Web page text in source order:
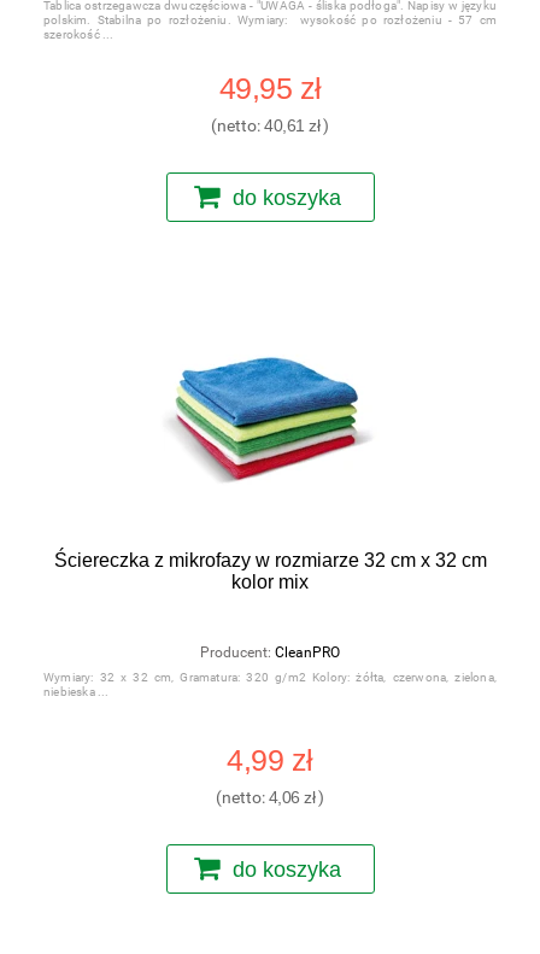
Tablica ostrzegawcza dwuczęściowa - "UWAGA - śliska podłoga". Napisy w języku
polskim. Stabilna po rozłożeniu. Wymiary: wysokość po rozłożeniu - 57 cm
szerokość
49,95 zł
(netto:40,61 zł)
do koszyka
Ściereczka z mikrofazy w rozmiarze 32 cm x 32 cm
kolor mix
Producent: CleanPRO
Wymiary: 32 x 32 cm, Gramatura: 320 g/m2 Kolory: żółta, czerwona, zielona,
niebieska
4,99 zł
(netto:4,06 zł)
do koszyka